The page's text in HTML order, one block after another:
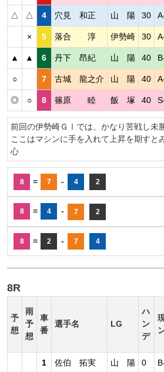
△ △ 4 穴見 和正 山 陽 30
× 5 落合 淳 伊勢崎 30
▲ ▲ 6 丹下 昂紀 山 陽 40
○ 7 古城 龍之介 山 陽 40
◎ ○ 8 篠原 睦 飯 塚 40
前回の伊勢崎ＧⅠでは、かなり苦戦し未
ここはマシンに手を入れて上昇を期すと
心
8 = 7 - 4 2
8 = 4 - 7 2
8 = 2 - 7 4
8R
予
想
雨
予
想
車
番
選手名 LG
ハ
ン
デ
1 佐伯 拓実 山 陽 0